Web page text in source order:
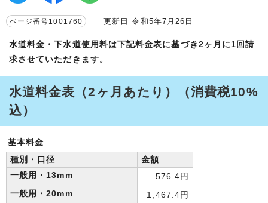
ページ番号1001760 更新日 令和5年7月26日
水道料金・下水道使用料は下記料金表に基づき2ヶ月に1回請
求させていただきます。
水道料金表（2ヶ月あたり）（消費税10%
込）
基本料金
種別・口径
金額
一般用・13mm
576.4円
一般用・20mm
1,467.4円